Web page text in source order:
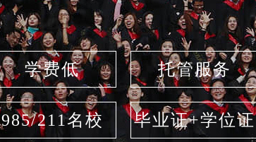
学费低 托管服务
985/211名校 毕业证+学位证